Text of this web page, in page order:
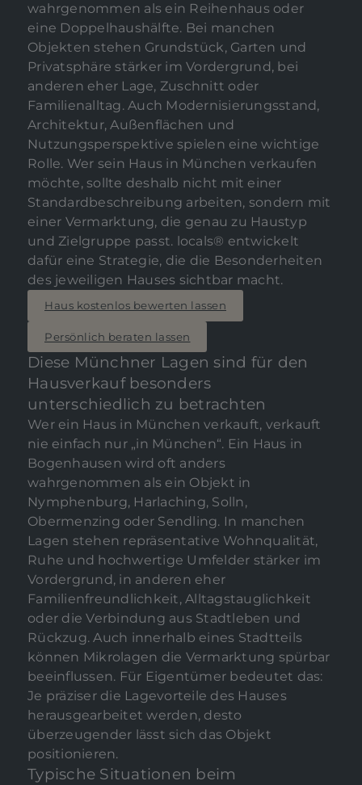
wahrgenommen als ein Reihenhaus oder
eine Doppelhaushälfte. Bei manchen
Objekten stehen Grundstück, Garten und
Privatsphäre stärker im Vordergrund, bei
anderen eher Lage, Zuschnitt oder
Familienalltag. Auch Modernisierungsstand,
Architektur, Außenflächen und
Nutzungsperspektive spielen eine wichtige
Rolle. Wer sein Haus in München verkaufen
möchte, sollte deshalb nicht mit einer
Standardbeschreibung arbeiten, sondern mit
einer Vermarktung, die genau zu Haustyp
und Zielgruppe passt. locals® entwickelt
dafür eine Strategie, die die Besonderheiten
des jeweiligen Hauses sichtbar macht.
Haus kostenlos bewerten lassen
Persönlich beraten lassen
Diese Münchner Lagen sind für den
Hausverkauf besonders
unterschiedlich zu betrachten
Wer ein Haus in München verkauft, verkauft
nie einfach nur „in München“. Ein Haus in
Bogenhausen wird oft anders
wahrgenommen als ein Objekt in
Nymphenburg, Harlaching, Solln,
Obermenzing oder Sendling. In manchen
Lagen stehen repräsentative Wohnqualität,
Ruhe und hochwertige Umfelder stärker im
Vordergrund, in anderen eher
Familienfreundlichkeit, Alltagstauglichkeit
oder die Verbindung aus Stadtleben und
Rückzug. Auch innerhalb eines Stadtteils
können Mikrolagen die Vermarktung spürbar
beeinflussen. Für Eigentümer bedeutet das:
Je präziser die Lagevorteile des Hauses
herausgearbeitet werden, desto
überzeugender lässt sich das Objekt
positionieren.
Typische Situationen beim